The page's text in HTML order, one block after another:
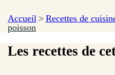
Accueil > Recettes de
poisson
Les recettes de